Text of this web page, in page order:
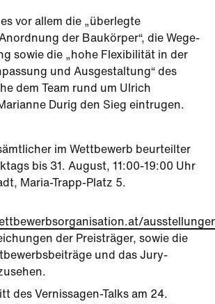
vor allem die „überlegte
der Baukörper“, die Wege-
sowie die „hohe Flexibilität in der
und Ausgestaltung“ des
dem Team rund um Ulrich
Durig den Sieg eintrugen.
im Wettbewerb beurteilter
bis 31. August, 11:00-19:00 Uhr
Maria-Trapp-Platz 5.
der Preisträger, sowie die
und das Jury-
des Vernissagen-Talks am 24.